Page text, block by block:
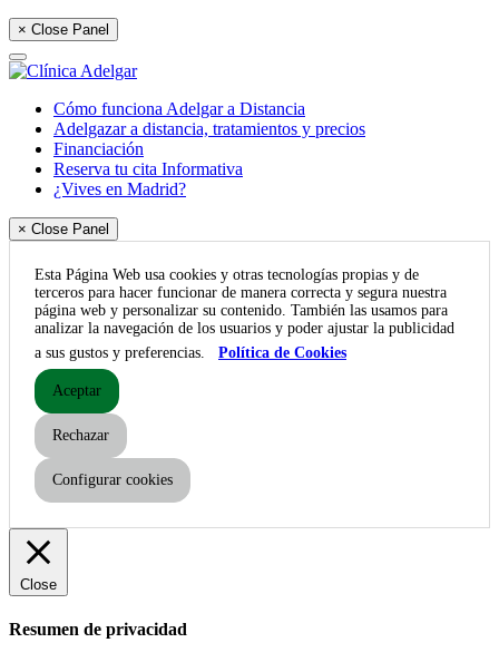
× Close Panel
Cómo funciona Adelgar a Distancia
Adelgazar a distancia, tratamientos y precios
Financiación
Reserva tu cita Informativa
¿Vives en Madrid?
× Close Panel
Esta Página Web usa cookies y otras tecnologías propias y de
terceros para hacer funcionar de manera correcta y segura nuestra
página web y personalizar su contenido. También las usamos para
analizar la navegación de los usuarios y poder ajustar la publicidad
a sus gustos y preferencias.
Política de Cookies
Aceptar
Rechazar
Configurar cookies
Close
Resumen de privacidad